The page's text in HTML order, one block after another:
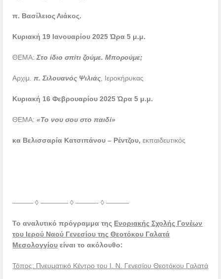
π. Βασίλειος Λιάκος.
Κυριακή 19 Ιανουαρίου 2025 Ώρα 5 μ.μ.
ΘΕΜΑ:Στο ίδιο σπίτι ζούμε. Μπορούμε;
Αρχιμ. π. Σιλουανός Ψιλιάς , Ιεροκήρυκας
Κυριακή 16 Φεβρουαρίου 2025 Ώρα 5 μ.μ.
ΘΕΜΑ:«Το νου σου στο παιδί»
κα Βελισσαρία Κατσιπάνου – Ρέντζου,εκπαιδευτικός
——— ◊ ———— ◊ ———- ◊ ———-
Το αναλυτικό πρόγραμμα της Ενοριακής Σχολής Γονέων
του Ιερού Ναού Γενεσίου της Θεοτόκου Γαλατά
Μεσολογγίου είναι το ακόλουθο:
Τόπος: Πνευματικό Κέντρο του Ι. Ν. Γενεσίου Θεοτόκου Γαλατά